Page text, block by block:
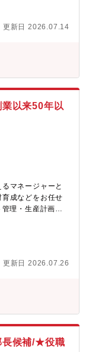
事案件の管理等）
ル■工事関連行政
ざいません。【配
も、双日グループ
デアを実現する
生み出していま
商岩井株式会社と
ステム、日商岩
ため顧客に付加価
。
更新日 2026.07.14
以来50年以
マネージャーと
成などをお任せ
理・生産計画、
きます。【組織
社員が多く活躍
ムに分かれ、製
体製造装置の部品
旋盤などの加工
ている会社は多
の製品を製造して
更新日 2026.07.26
長候補/★役職